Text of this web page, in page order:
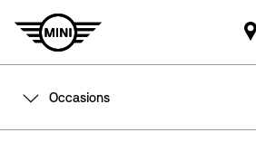
Occasions